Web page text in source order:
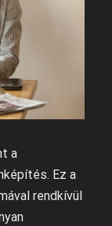
a
Ez a
rendkívül